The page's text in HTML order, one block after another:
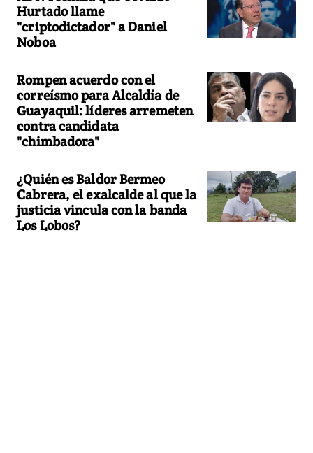
Hurtado llame
"criptodictador" a Daniel
Noboa
Rompen acuerdo con el
correísmo para Alcaldía de
Guayaquil: líderes arremeten
contra candidata
"chimbadora"
¿Quién es Baldor Bermeo
Cabrera, el exalcalde al que la
justicia vincula con la banda
Los Lobos?